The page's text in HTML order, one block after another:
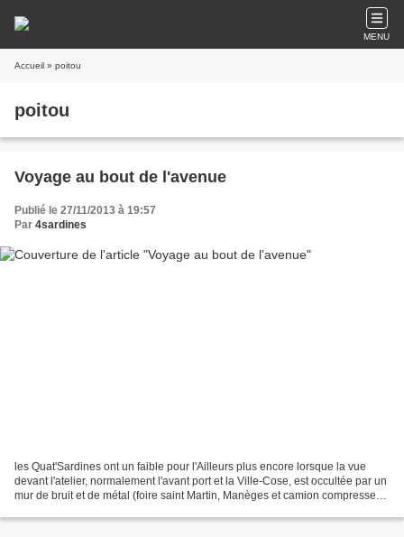
MENU
Accueil » poitou
poitou
Voyage au bout de l'avenue
Publié le 27/11/2013 à 19:57
Par 4sardines
les Quat'Sardines ont un faible pour l'Ailleurs plus encore lorsque la vue
devant l'atelier, normalement l'avant port et la Ville-Cose, est occultée par un
mur de bruit et de métal (foire saint Martin, Manèges et camion compresseur